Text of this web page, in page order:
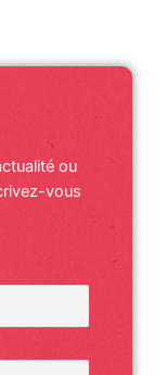
ou
vous